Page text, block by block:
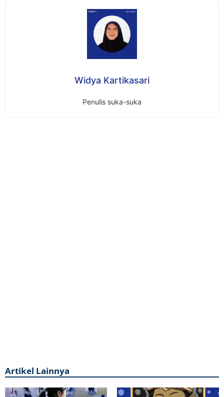
Widya Kartikasari
Penulis suka-suka
Artikel Lainnya